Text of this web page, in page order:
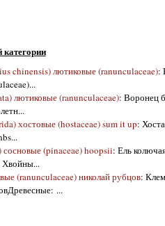
категории
chinensis) лютиковые (ranunculaceae):
лютиковые (ranunculaceae): Воронец
хостовые (hostaceae) sum it up:
(pinaceae) hoopsii: Ель
Хвойны...
(ranunculaceae) николай рубцов:
...